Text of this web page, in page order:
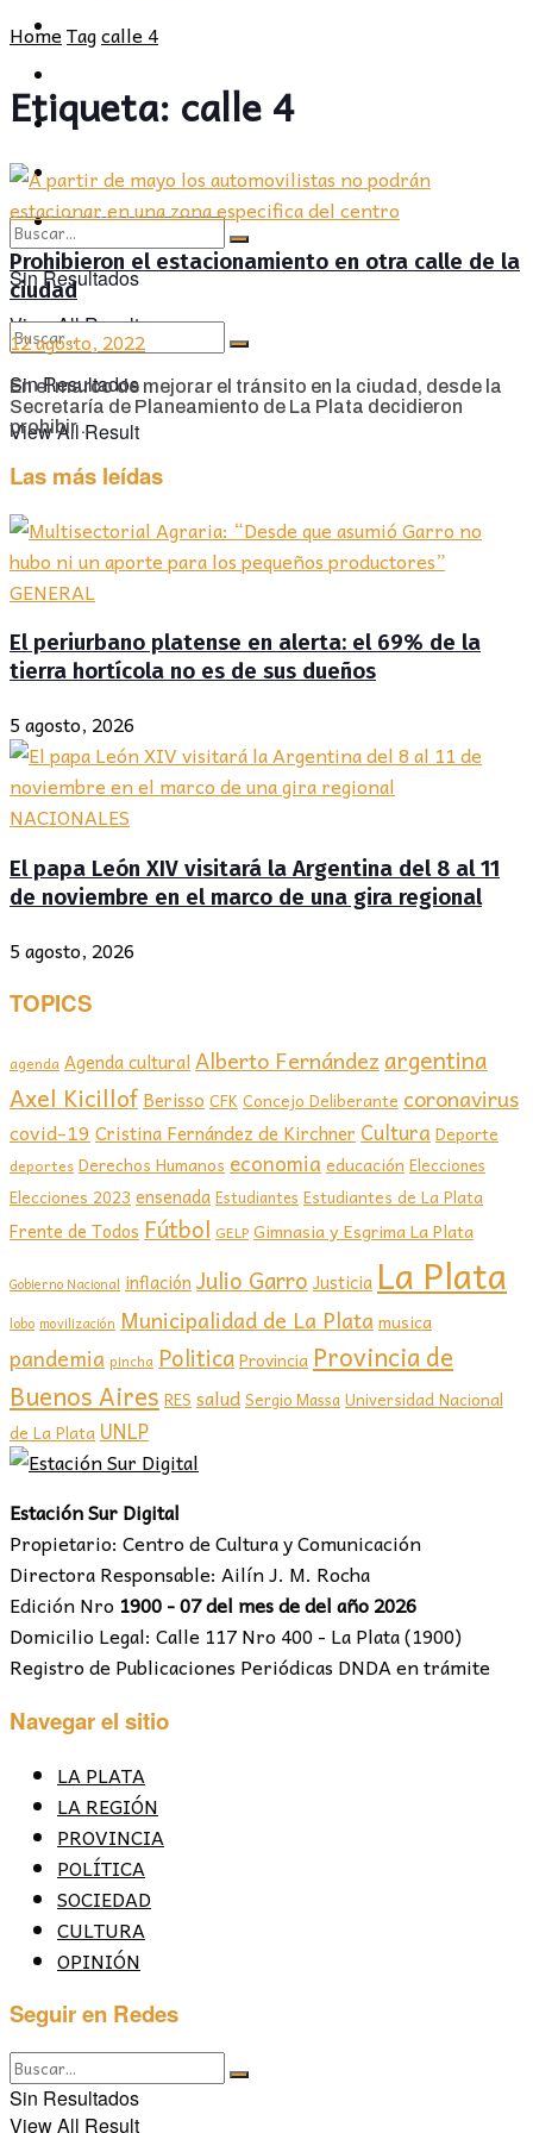
POLÍTICA
CULTURA
Sin Resultados
View All Result
PROVINCIA
SOCIEDAD
CULTURA
OPINIÓN
Sin Resultados
View All Result
HomeTagcalle 4
Etiqueta: calle 4
Prohibieron el estacionamiento en otra calle de la
ciudad
12 agosto, 2022
En el marco de mejorar el tránsito en la ciudad, desde la
Secretaría de Planeamiento de La Plata decidieron
prohibir ...
Las más leídas
GENERAL
El periurbano platense en alerta: el 69% de la
tierra hortícola no es de sus dueños
5 agosto, 2026
NACIONALES
El papa León XIV visitará la Argentina del 8 al 11
de noviembre en el marco de una gira regional
5 agosto, 2026
TOPICS
agenda Agenda culturalAlberto Fernández argentina
Axel Kicillof Berisso CFKConcejo Deliberante coronavirus
covid-19 Cristina Fernández de Kirchner Cultura Deporte
deportes Derechos Humanos economia educación Elecciones
Elecciones 2023 ensenada Estudiantes Estudiantes de La Plata
Frente de Todos Fútbol GELP Gimnasia y Esgrima La Plata
Gobierno Nacional inflación Julio Garro Justicia La Plata
lobo movilización Municipalidad de La Plata musica
pandemia pincha PoliticaProvincia Provincia de
Buenos Aires RES saludSergio MassaUniversidad Nacional
de La Plata UNLP
Estación Sur Digital
Propietario: Centro de Cultura y Comunicación
Directora Responsable: Ailín J. M. Rocha
Edición Nro 1900 - 07 del mes de del año 2026
Domicilio Legal: Calle 117 Nro 400 - La Plata (1900)
Registro de Publicaciones Periódicas DNDA en trámite
Navegar el sitio
LA PLATA
LA REGIÓN
PROVINCIA
POLÍTICA
SOCIEDAD
CULTURA
OPINIÓN
Seguir en Redes
Sin Resultados
View All Result